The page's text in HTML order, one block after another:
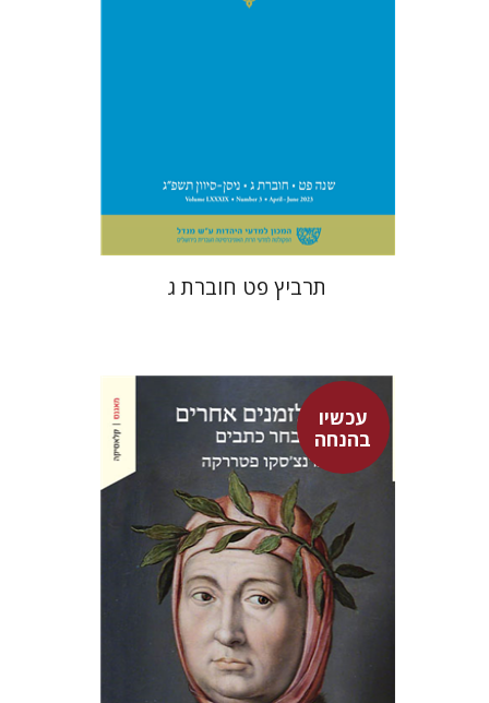
$31
$28
תרביץ פט חוברת ג
עכשיו
בהנחהפרנצ'סקו פטררקה
גור זק
עמינדב דיקמן
נתן רון
גור זק
אברהם ארואטי